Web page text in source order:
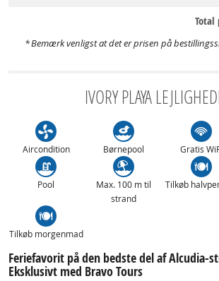
Total
Bemærk venligst at det er prisen på
IVORY PLAYA
Aircondition Børnepool Gratis
Pool
Max. 100 m til
strand
Tilkøb
Tilkøb morgenmad
Feriefavorit på den bedste del af Alcudia-
Eksklusivt med Bravo Tours